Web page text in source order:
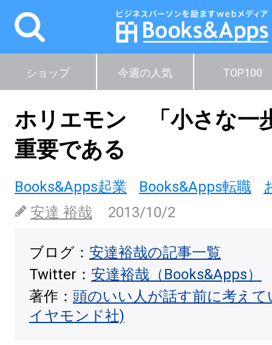
ショップ 今週の人気 TOP100
ホリエモン 「小さな一
重要である
Books&Apps起業 Books&Apps転職
安達 裕哉
2013/10/2
ブログ： 安達裕哉の記事一覧
Twitter： 安達裕哉（Books&Apps）
著作： 頭のいい人が話す前に考え
イヤモンド社)